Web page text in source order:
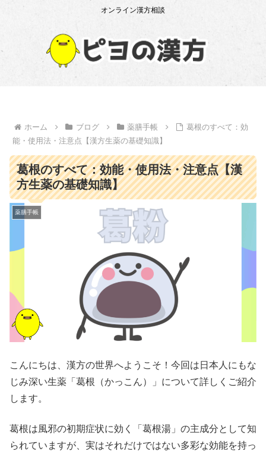
オンライン漢方相談
ホーム ブログ 薬膳手帳
葛根のすべて：効
能・使用法・注意点【漢方生薬の基礎知識】
葛根のすべて：効能・使用法・注意点【漢
方生薬の基礎知識】
薬膳手帳
こんにちは、漢方の世界へようこそ！今回は日本人にもな
じみ深い生薬「葛根（かっこん）」について詳しくご紹介
します。
葛根は風邪の初期症状に効く「葛根湯」の主成分として知
られていますが、実はそれだけではない多彩な効能を持っ